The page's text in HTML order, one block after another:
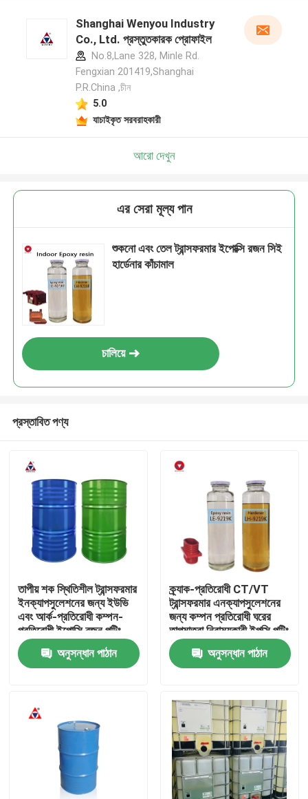
বাড়ি
Shanghai Wenyou Industry
Co., Ltd. প্রস্তুতকারক প্রোফাইল
No.8,Lane 328, Minle Rd.
Fengxian 201419,Shanghai
P.R.China ,চীন
5.0
যাচাইকৃত সরবরাহকারী
আরো দেখুন
এর সেরা মূল্য পান
শুকনো এবং তেল ট্রান্সফরমার ইপোক্সি রজন সিই
হার্ডেনার কাঁচামাল
চালিয়ে
প্রস্তাবিত পণ্য
তাপীয় শক স্থিতিশীল ট্রান্সফরমার
ইনক্যাপসুলেশনের জন্য ইউভি
এবং আর্ক-প্রতিরোধী কম্পন-
প্রতিরোধী ইপোক্সি রজন পটিং
যৌগ
অনুসন্ধান পাঠান
ক্র্যাক-প্রতিরোধী CT/VT
ট্রান্সফরমার এনক্যাপসুলেশনের
জন্য কম্পন প্রতিরোধী ঘরের
তাপমাত্রা নিরাময়কারী ইপক্সি পটিং
যৌগ
অনুসন্ধান পাঠান